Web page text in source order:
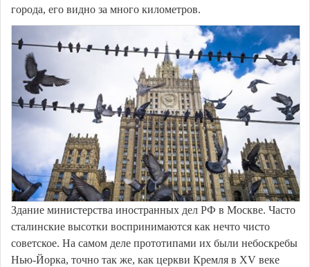
города, его видно за много километров.
Здание министерства иностранных дел РФ в Москве. Часто
сталинские высотки воспринимаются как нечто чисто
советское. На самом деле прототипами их были небоскребы
Нью-Йорка, точно так же, как церкви Кремля в XV веке